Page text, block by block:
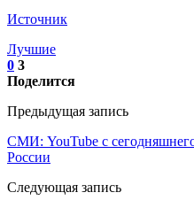
Источник
Лучшие
0 3
Поделится
Предыдущая запись
СМИ: YouTube с
России
Следующая запись